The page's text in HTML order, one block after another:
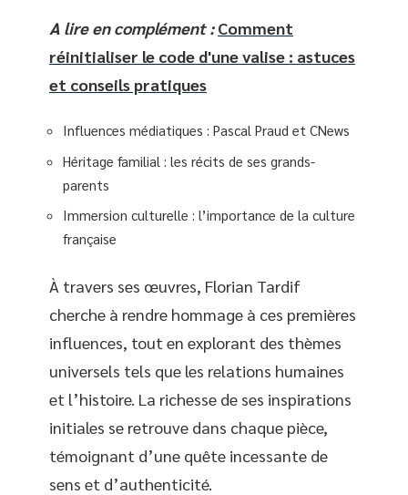
A lire en complément : Comment
réinitialiser le code d'une valise : astuces
et conseils pratiques
Influences médiatiques : Pascal Praud et CNews
Héritage familial : les récits de ses grands-
parents
Immersion culturelle : l’importance de la culture
française
À travers ses œuvres, Florian Tardif
cherche à rendre hommage à ces premières
influences, tout en explorant des thèmes
universels tels que les relations humaines
et l’histoire. La richesse de ses inspirations
initiales se retrouve dans chaque pièce,
témoignant d’une quête incessante de
sens et d’authenticité.